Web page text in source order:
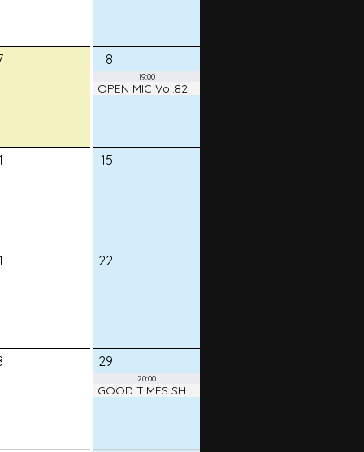
8
19:00
OPEN MIC Vol.82
15
22
29
20:00